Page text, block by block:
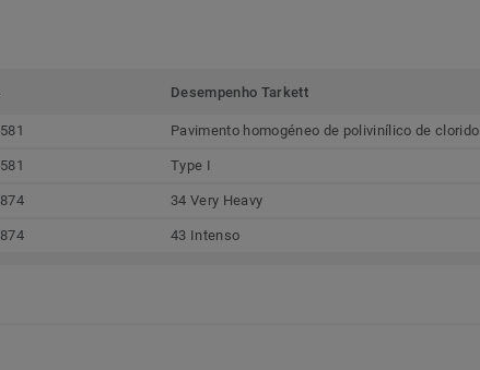
Desempenho Tarkett
Pavimento homogéneo de polivinílico de clorido
Type I
34 Very Heavy
43 Intenso